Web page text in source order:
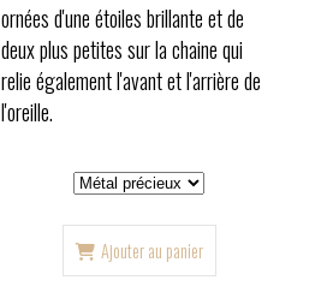
ornées d'une étoiles brillante et de
deux plus petites sur la chaine qui
relie également l'avant et l'arrière de
l'oreille.
Ajouter au panier